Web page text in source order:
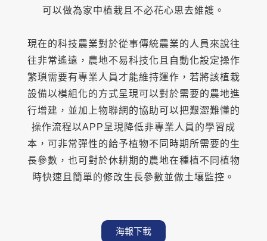
可以做為家中植栽且不必花心思去維護。
現在的科技農業對於從事傳統農業的人員來說往
往非常遙遠，農地不易科技化且自動化設定操作
繁瑣需要有專業人員才能維持運作，若將該植栽
設備以模組化的方式呈現可以對於需要的農地進
行增建，並加上物聯網的協助可以把艱澀難懂的
操作流程以APP呈現降低非專業人員的學習成
本，可非常彈性的給予植物不同時期所需要的生
長參數，也可對於休耕期的農地在種植不同植物
時快速且簡單的修改生長參數並做土壤監控。
海報下載